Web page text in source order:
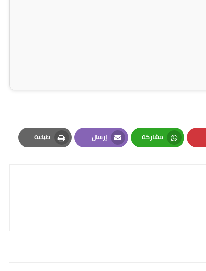
مشاركة
Whatsapp
إرسال
Email
طباعة
Print